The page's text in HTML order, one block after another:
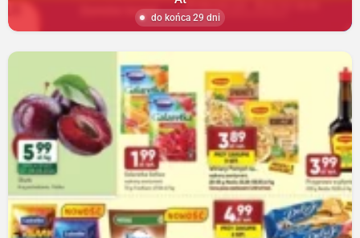
do końca 29 dni